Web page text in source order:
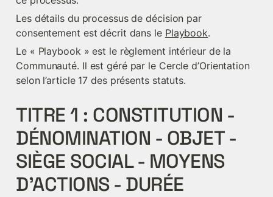
Les détails du processus de décision par
consentement est décrit dans le Playbook.
Le « Playbook » est le règlement intérieur de la
Communauté. Il est géré par le Cercle d’Orientation
selon l’article 17 des présents statuts.
TITRE 1 : CONSTITUTION -
DÉNOMINATION - OBJET -
SIÈGE SOCIAL - MOYENS
D’ACTIONS - DURÉE